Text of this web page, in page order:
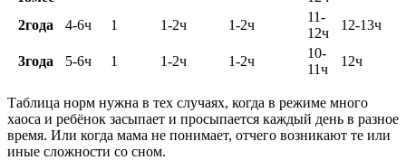
2года 4-6ч 1 1-2ч 1-2ч
11-
12ч
12-13ч
3года 5-6ч 1 1-2ч 1-2ч
10-
11ч
12ч
Таблица норм нужна в тех случаях, когда в режиме много
хаоса и ребёнок засыпает и просыпается каждый день в разное
время. Или когда мама не понимает, отчего возникают те или
иные сложности со сном.